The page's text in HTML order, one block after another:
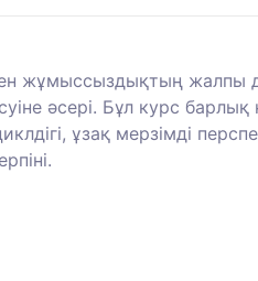
жұмыссыздықтың жалпы
әсері. Бұл курс барлық
ұзақ мерзімді